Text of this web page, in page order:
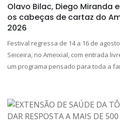
Olavo Bilac, Diego Miranda
os cabeças de cartaz do
2026
Festival regressa de 14 a 16 de
Seiceira, no Ameixial, com entrada
um programa pensado para toda a